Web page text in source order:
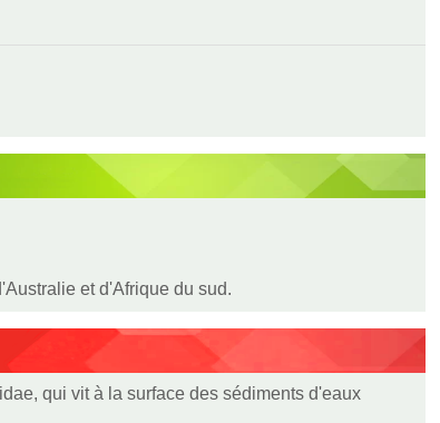
et d'Afrique du sud.
qui vit à la surface des sédiments d'eaux